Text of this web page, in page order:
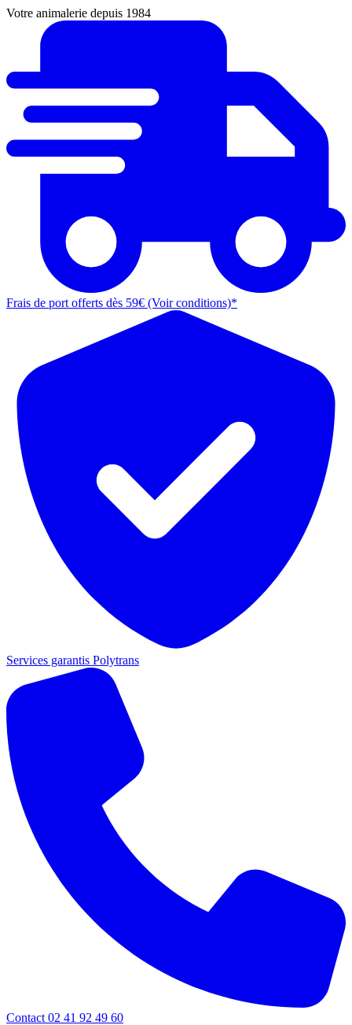
Votre animalerie depuis 1984
Frais de port offerts dès 59€ (Voir conditions)*
Services garantis Polytrans
Contact 02 41 92 49 60